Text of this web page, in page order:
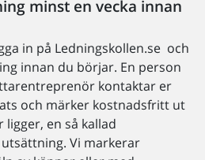
minst en vecka innan
in på Ledningskollen.se och
innan du börjar. En person
kontaktar er
och märker kostnadsfritt ut
ligger, en så kallad
Vi markerar